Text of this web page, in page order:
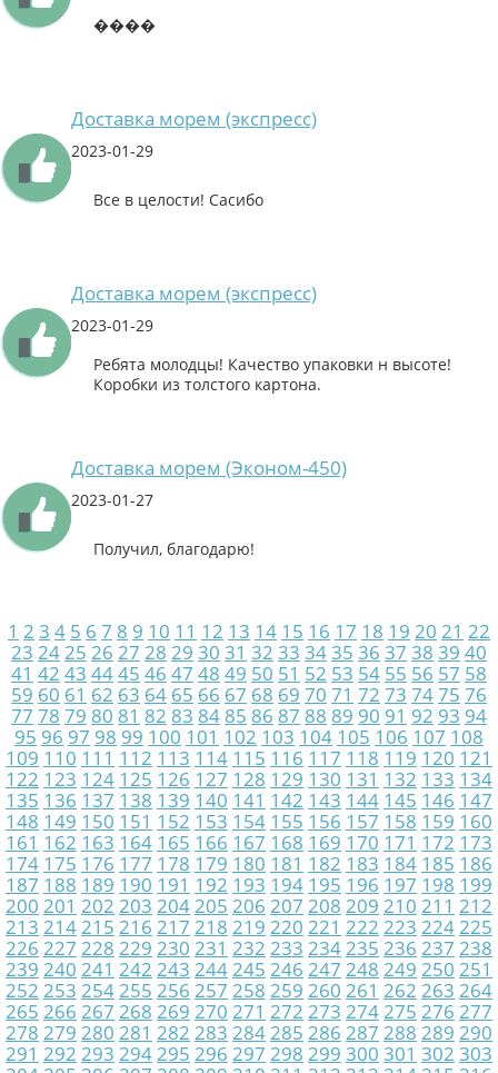
����
Доставка морем (экспресс)
2023-01-29
Все в целости! Сасибо
Доставка морем (экспресс)
2023-01-29
Ребята молодцы! Качество упаковки н высоте!
Коробки из толстого картона.
Доставка морем (Эконом-450)
2023-01-27
Получил, благодарю!
1 2 3 4 5 6 7 8 9 10 11 12 13 14 15 16 17 18 19 20 21 22
23 2425 26 27 28 29 30 31 32 33 3435 36 37 38 39 40
41 42 43 4445 46 47 48 49 50 51 52 53 54 55 56 57 58
59 60 61 62 63 64 65 66 67 68 69 70 71 72 73 7475 76
77 78 79 80 81 82 83 84 85 86 87 88 89 90 91 92 93 94
95 96 97 98 99 100 101 102 103 104 105 106 107 108
109 110 111 112 113 114 115 116 117 118 119 120 121
122 123 124 125 126 127 128 129 130 131 132 133 134
135 136 137 138 139 140 141 142 143 144 145 146 147
148 149 150 151 152 153 154 155 156 157 158 159 160
161 162 163 164 165 166 167 168 169 170 171 172 173
174 175 176 177 178 179 180 181 182 183 184 185 186
187 188 189 190 191 192 193 194 195 196 197 198 199
200 201 202 203 204205 206 207 208 209 210 211 212
213 214215 216 217 218 219 220 221 222 223 224225
226 227 228 229 230 231 232 233 234235 236 237 238
239 240 241 242 243 244245 246 247 248 249 250 251
252 253 254255 256 257 258 259 260 261 262 263 264
265 266 267 268 269 270 271 272 273 274275 276 277
278 279 280 281 282 283 284285 286 287 288 289 290
291 292 293 294295 296 297 298 299 300 301 302 303